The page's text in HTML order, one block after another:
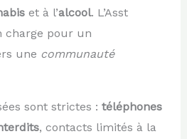
et à l’alcool. L’Asst
charge pour un
une communauté
sont strictes : téléphones
, contacts limités à la